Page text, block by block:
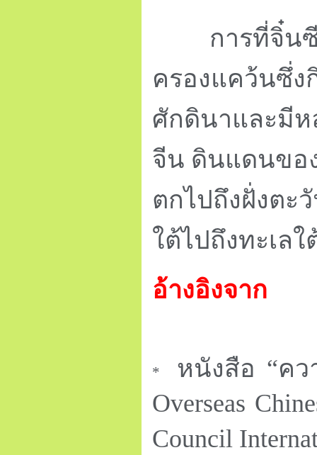
การที่จิ๋นซีฮ่
ครองแคว้นซึ่ง
ศักดินาและมีห
จีน ดินแดนขอ
ตกไปถึงฝั่งตะ
ใต้ไปถึงทะเล
อ้างอิงจาก
* หนังสือ “คว
Overseas
Council